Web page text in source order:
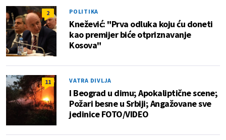
2 POLITIKA
Knežević: "Prva odluka koju ću doneti
kao premijer biće otpriznavanje
Kosova"
11 VATRA DIVLJA
I Beograd u dimu; Apokaliptične scene;
Požari besne u Srbiji; Angažovane sve
jedinice FOTO/VIDEO